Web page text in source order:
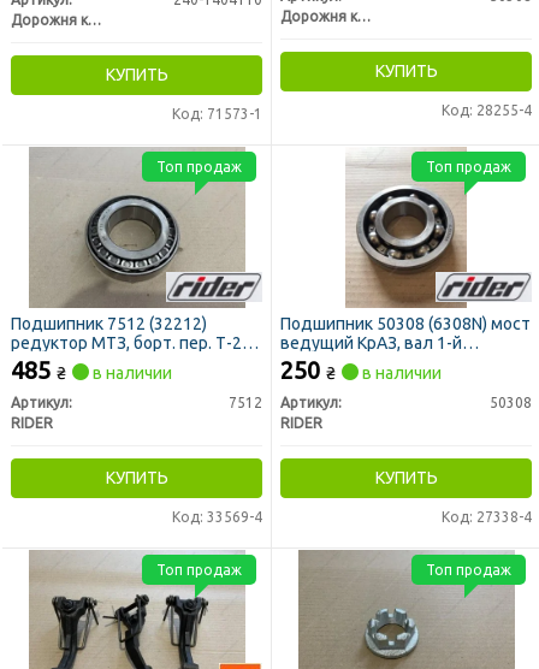
Дорожня карта
КУПИТЬ
Код: 71573-1
Дорожня карта
КУПИТЬ
Код: 28255-4
Подшипник 7512 (32212)
редуктор МТЗ, борт. пер. Т-25,
Т-16 (RIDER)
485 ₴ в наличии
Артикул:
7512
RIDER
КУПИТЬ
Код: 33569-4
Топ продаж
Подшипник 50308 (6308N) мост
ведущий КрАЗ, вал 1-й
передачи КПП, ВОМ МТЗ
(RIDER)
250 ₴ в наличии
Артикул:
50308
RIDER
КУПИТЬ
Код: 27338-4
Топ продаж
Топ продаж Топ продаж